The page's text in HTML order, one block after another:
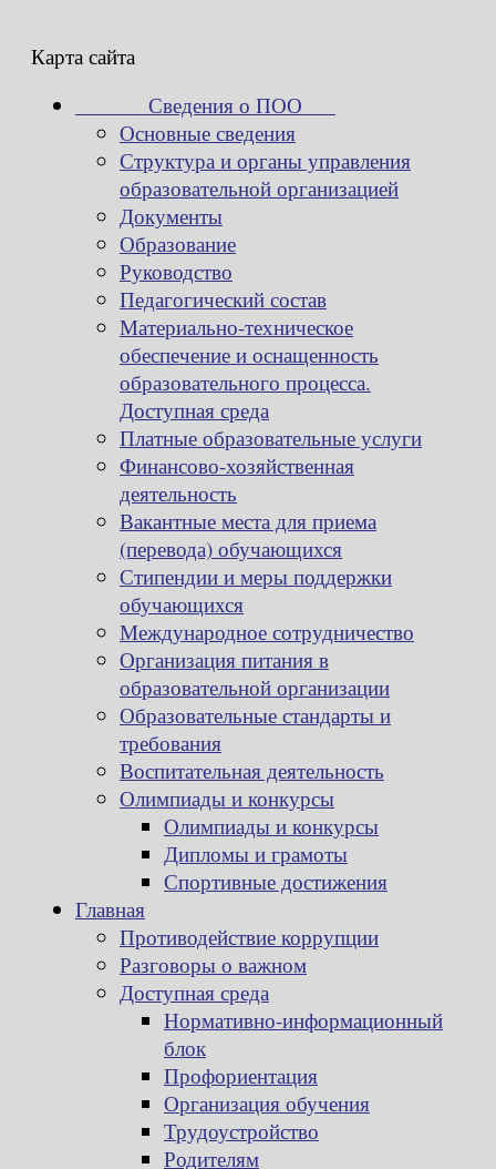
Карта сайта
Сведения о ПОО
Основные сведения
Структура и органы управления
образовательной организацией
Документы
Образование
Руководство
Педагогический состав
Материально-техническое
обеспечение и оснащенность
образовательного процесса.
Доступная среда
Платные образовательные услуги
Финансово-хозяйственная
деятельность
Вакантные места для приема
(перевода) обучающихся
Стипендии и меры поддержки
обучающихся
Международное сотрудничество
Организация питания в
образовательной организации
Образовательные стандарты и
требования
Воспитательная деятельность
Олимпиады и конкурсы
Олимпиады и конкурсы
Дипломы и грамоты
Спортивные достижения
Главная
Противодействие коррупции
Разговоры о важном
Доступная среда
Нормативно-информационный
блок
Профориентация
Организация обучения
Трудоустройство
Родителям